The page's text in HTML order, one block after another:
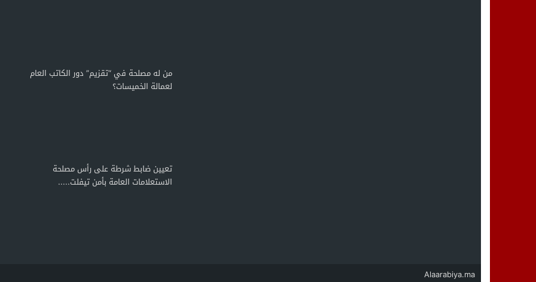
من له مصلحة في “تقزيم” دور الكاتب العام
لعمالة الخميسات؟
تعيين ضابط شرطة على رأس مصلحة
الاستعلامات العامة بأمن تيفلت.....
Alaarabiya.ma